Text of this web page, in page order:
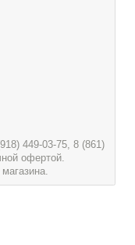
449-03-75, 8 (861)
офертой.